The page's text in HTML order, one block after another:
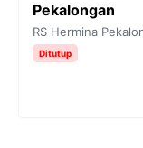
Pekalongan
RS Hermina
Ditutup